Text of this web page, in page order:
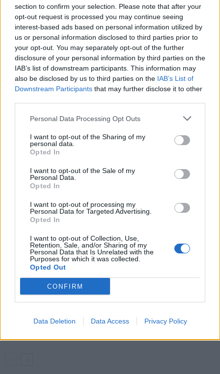
section to confirm your selection. Please note that after your
opt-out request is processed you may continue seeing
interest-based ads based on personal information utilized by
us or personal information disclosed to third parties prior to
your opt-out. You may separately opt-out of the further
disclosure of your personal information by third parties on the
IAB’s list of downstream participants. This information may
also be disclosed by us to third parties on the IAB’s List of
Downstream Participants that may further disclose it to other
Personal Data Processing Opt Outs
I want to opt-out of the Sharing of my
personal data.
Opted In
I want to opt-out of the Sale of my
Personal Data.
Opted In
I want to opt-out of processing my
Personal Data for Targeted Advertising.
Opted In
I want to opt-out of Collection, Use,
Retention, Sale, and/or Sharing of my
Personal Data that Is Unrelated with the
Purposes for which it was collected.
Opted Out
CONFIRM
Data Deletion Data Access Privacy Policy
TAGY autobus dveře nastupování Středočeský kraj
O prezidentské volby byl zájem
i příbramské věznici
Martin Macík se svou posádkou
vybojoval na Dakaru ceklové
2. místo
SOUVISEJÍCÍ ČLÁNKY
VÍCE OD AUTORA
Zpravodajství
Většina koupališť na Příbramsku nabízí
Živohošti
Příbram modernizuje parkovací automaty.
Přibudou i tři nové poblíž Svaté Hory
Obce nově získají body i za předcházení